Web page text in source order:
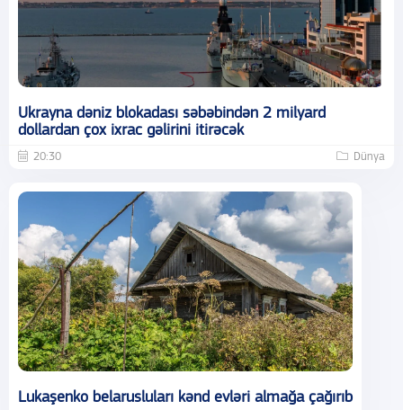
Ukrayna dəniz blokadası səbəbindən 2 milyard
dollardan çox ixrac gəlirini itirəcək
20:30 Dünya
Lukaşenko belarusluları kənd evləri almağa çağırıb